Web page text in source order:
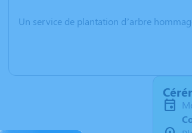
Un service de plantation d’arbre